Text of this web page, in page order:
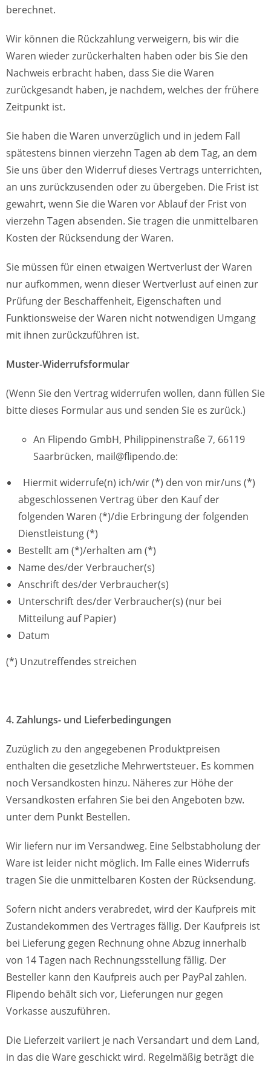
berechnet.
Wir können die Rückzahlung verweigern, bis wir die
Waren wieder zurückerhalten haben oder bis Sie den
Nachweis erbracht haben, dass Sie die Waren
zurückgesandt haben, je nachdem, welches der frühere
Zeitpunkt ist.
Sie haben die Waren unverzüglich und in jedem Fall
spätestens binnen vierzehn Tagen ab dem Tag, an dem
Sie uns über den Widerruf dieses Vertrags unterrichten,
an uns zurückzusenden oder zu übergeben. Die Frist ist
gewahrt, wenn Sie die Waren vor Ablauf der Frist von
vierzehn Tagen absenden. Sie tragen die unmittelbaren
Kosten der Rücksendung der Waren.
Sie müssen für einen etwaigen Wertverlust der Waren
nur aufkommen, wenn dieser Wertverlust auf einen zur
Prüfung der Beschaffenheit, Eigenschaften und
Funktionsweise der Waren nicht notwendigen Umgang
mit ihnen zurückzuführen ist.
Muster-Widerrufsformular
(Wenn Sie den Vertrag widerrufen wollen, dann füllen Sie
bitte dieses Formular aus und senden Sie es zurück.)
An Flipendo GmbH, Philippinenstraße 7, 66119
Saarbrücken, mail@flipendo.de:
Hiermit widerrufe(n) ich/wir (*) den von mir/uns (*)
abgeschlossenen Vertrag über den Kauf der
folgenden Waren (*)/die Erbringung der folgenden
Dienstleistung (*)
Bestellt am (*)/erhalten am (*)
Name des/der Verbraucher(s)
Anschrift des/der Verbraucher(s)
Unterschrift des/der Verbraucher(s) (nur bei
Mitteilung auf Papier)
Datum
(*) Unzutreffendes streichen
4.Zahlungs- und Lieferbedingungen
Zuzüglich zu den angegebenen Produktpreisen
enthalten die gesetzliche Mehrwertsteuer. Es kommen
noch Versandkosten hinzu. Näheres zur Höhe der
Versandkosten erfahren Sie bei den Angeboten bzw.
unter dem Punkt Bestellen.
Wir liefern nur im Versandweg. Eine Selbstabholung der
Ware ist leider nicht möglich. Im Falle eines Widerrufs
tragen Sie die unmittelbaren Kosten der Rücksendung.
Sofern nicht anders verabredet, wird der Kaufpreis mit
Zustandekommen des Vertrages fällig. Der Kaufpreis ist
bei Lieferung gegen Rechnung ohne Abzug innerhalb
von 14 Tagen nach Rechnungsstellung fällig. Der
Besteller kann den Kaufpreis auch per PayPal zahlen.
Flipendo behält sich vor, Lieferungen nur gegen
Vorkasse auszuführen.
Die Lieferzeit variiert je nach Versandart und dem Land,
in das die Ware geschickt wird. Regelmäßig beträgt die